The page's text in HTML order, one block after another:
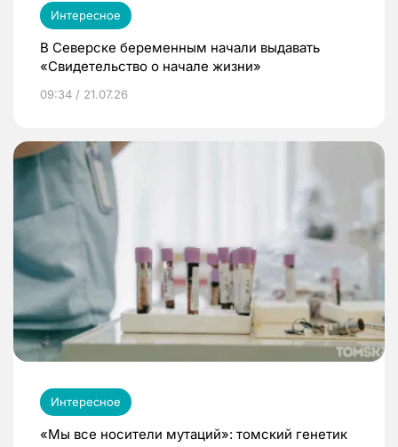
Интересное
В Северске беременным начали выдавать
«Свидетельство о начале жизни»
09:34 / 21.07.26
Интересное
«Мы все носители мутаций»: томский генетик